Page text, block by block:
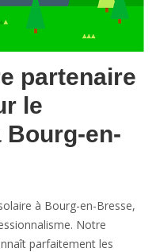
partenaire
le
Bourg-en-
à Bourg-en-Bresse,
Notre
parfaitement les